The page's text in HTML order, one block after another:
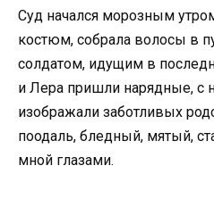
Суд начался морозным
костюм, собрала волосы в
солдатом, идущим в
и Лера пришли нарядные, с
изображали заботливых
поодаль, бледный, мятый,
мной глазами.